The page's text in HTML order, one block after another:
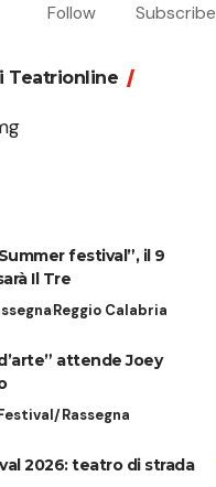
Follow Subscribe
Teatrionline
festival”, il 9
Il Tre
Reggio Calabria
attende Joey
Rassegna
2026: teatro di strada